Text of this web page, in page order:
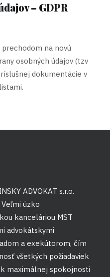
– GDPR
na novú
osobných údajov (tzv
dokumentácie v
ADVOKAT s.r.o.
úzko
kanceláriou MST
advokátskymi
a exekútorom, čím
všetkých požiadaviek
maximálnej spokojnosti